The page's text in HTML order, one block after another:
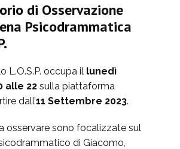
di Osservazione
Psicodrammatica
L.O.S.P. occupa il lunedì
alle 22 sulla piattaforma
dall’11 Settembre 2023.
osservare sono focalizzate sul
di Giacomo,